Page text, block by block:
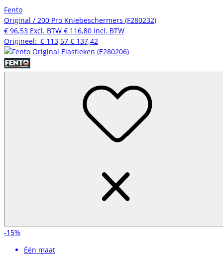
Fento
Original / 200 Pro Kniebeschermers (F280232)
€ 96,53 Excl. BTW € 116,80 Incl. BTW
Origineel: € 113,57 € 137,42
-15%
Één maat